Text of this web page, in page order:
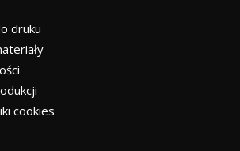
druku
cookies